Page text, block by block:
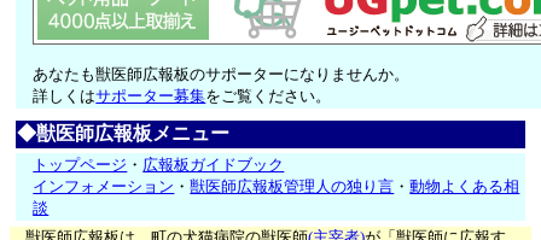
あなたも獣医師広報板のサポーターになりませんか。
詳しくはサポーター募集をご覧ください。
◆獣医師広報板メニュー
トップページ ・ 広報板ガイドブック
インフォメーション ・獣医師広報板管理人の独り言 ・動物よくある相
談